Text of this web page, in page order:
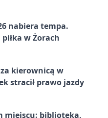
nabiera tempa.
w Żorach
kierownicą w
stracił prawo jazdy
miejscu: biblioteka,